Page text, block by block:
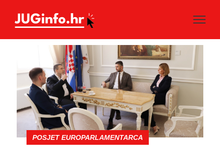
POSJET EUROPARLAMENTARCA